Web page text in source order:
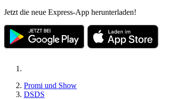
Jetzt die neue Express-App herunterladen!
Promi und Show
DSDS